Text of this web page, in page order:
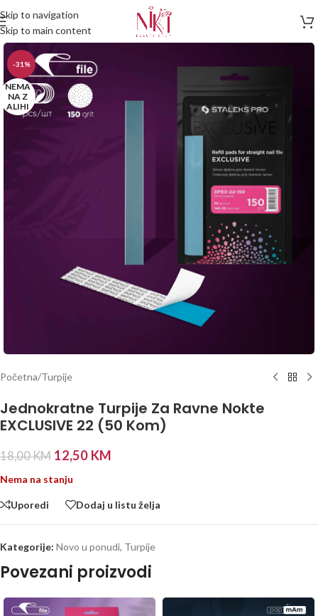
Skip to navigation
Skip to main content
-31%
NEMA
NA Z
ALIHI
Početna/Turpije
Jednokratne Turpije Za Ravne Nokte
EXCLUSIVE 22 (50 Kom)
18,00KM 12,50 KM
Nema na stanju
Uporedi Dodaj u listu želja
Kategorije: Novo u ponudi, Turpije
Povezani proizvodi